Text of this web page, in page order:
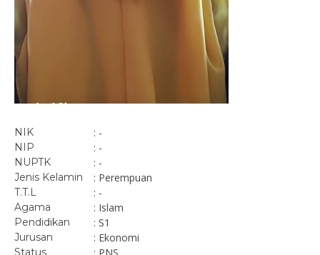
NIK : -
NIP : -
NUPTK : -
Jenis Kelamin : Perempuan
T.T.L : -
Agama : Islam
Pendidikan : S1
Jurusan : Ekonomi
Status